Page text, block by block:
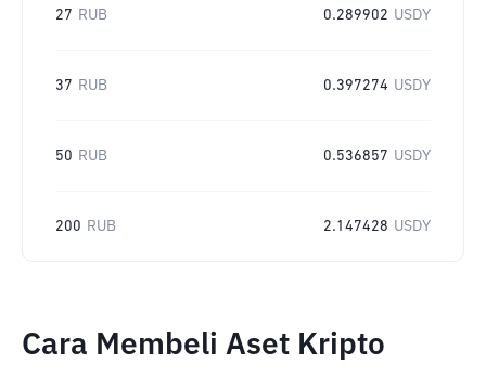
27 RUB 0.289902 USDY
37 RUB 0.397274 USDY
50 RUB 0.536857 USDY
200 RUB 2.147428 USDY
Cara Membeli Aset Kripto